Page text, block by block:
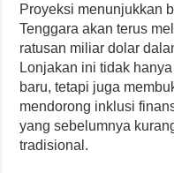
Proyeksi menunjukkan
Tenggara akan terus
ratusan miliar dolar
Lonjakan ini tidak
baru, tetapi juga
mendorong inklusi
yang sebelumnya
tradisional.